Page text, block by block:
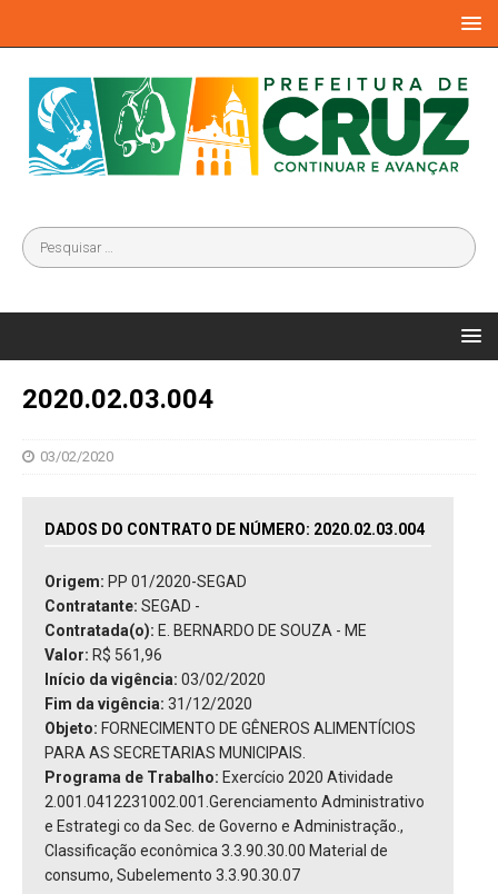
2020.02.03.004
03/02/2020
DADOS DO CONTRATO DE NÚMERO: 2020.02.03.004
Origem: PP 01/2020-SEGAD
Contratante: SEGAD -
Contratada(o): E. BERNARDO DE SOUZA - ME
Valor: R$ 561,96
Início da vigência: 03/02/2020
Fim da vigência: 31/12/2020
Objeto: FORNECIMENTO DE GÊNEROS ALIMENTÍCIOS
PARA AS SECRETARIAS MUNICIPAIS.
Programa de Trabalho: Exercício 2020 Atividade
2.001.0412231002.001.Gerenciamento Administrativo
e Estrategi co da Sec. de Governo e Administração.,
Classificação econômica 3.3.90.30.00 Material de
consumo, Subelemento 3.3.90.30.07